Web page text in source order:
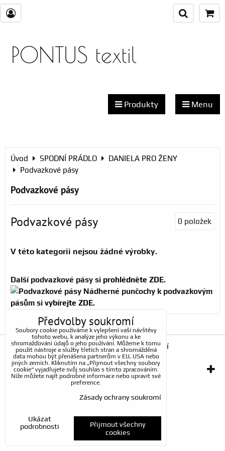
PONTUS textil
Produkty Menu
Úvod SPODNÍ PRÁDLO
DANIELA PRO ŽENY
Podvazkové pásy
Podvazkové pásy
Podvazkové pásy 0 položek
Další podvazkové pásy si prohlédněte ZDE.
Nádherné punčochy k podvazkovým
pásům si vybírejte ZDE.
Předvolby soukromí Zásady ochrany soukromí
Vytvořeno systémem:ByznysWeb.cz
Předvolby soukromí
Soubory cookie používáme k vylepšení vaší návštěvy
tohoto webu, k analýze jeho výkonu a ke
shromažďování údajů o jeho používání. Můžeme k tomu
použít nástroje a služby třetích stran a shromážděná
data mohou být přenášena partnerům v EU, USA nebo
jiných zemích. Kliknutím na „Přijmout všechny soubory
cookie“ vyjadřujete svůj souhlas s tímto zpracováním.
Níže můžete najít podrobné informace nebo upravit své
preference.
Zásady ochrany soukromí
Ukázat
podrobnosti
Přijmout všechny
cookies